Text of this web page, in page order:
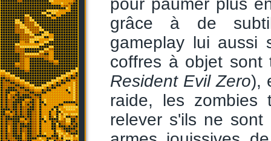
pour paumer plus
grâce à de
gameplay lui aussi
coffres à objet sont
Resident Evil Zero),
raide, les zombies
relever s'ils ne sont